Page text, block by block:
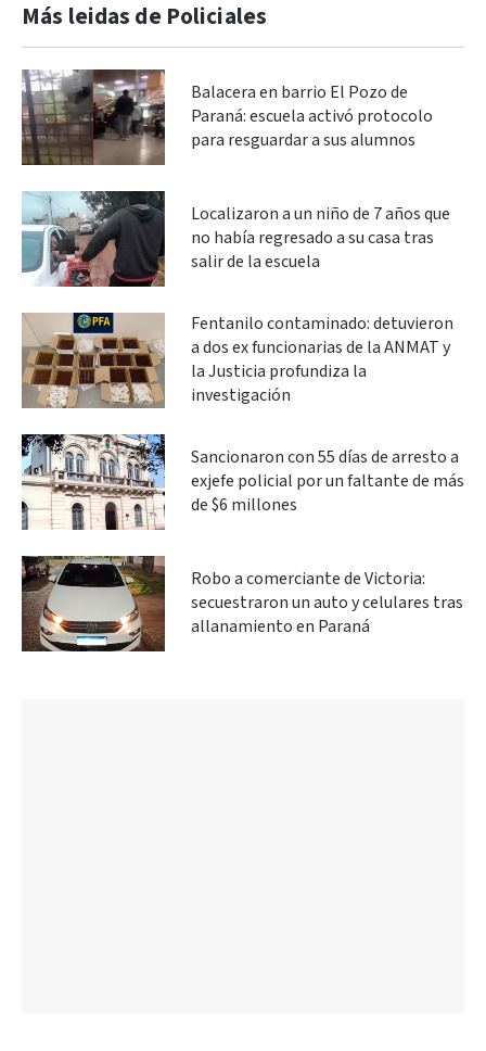
Más leidas de Policiales
Balacera en barrio El Pozo de
Paraná: escuela activó protocolo
para resguardar a sus alumnos
Localizaron a un niño de 7 años que
no había regresado a su casa tras
salir de la escuela
Fentanilo contaminado: detuvieron
a dos ex funcionarias de la ANMAT y
la Justicia profundiza la
investigación
Sancionaron con 55 días de arresto a
exjefe policial por un faltante de más
de $6 millones
Robo a comerciante de Victoria:
secuestraron un auto y celulares tras
allanamiento en Paraná